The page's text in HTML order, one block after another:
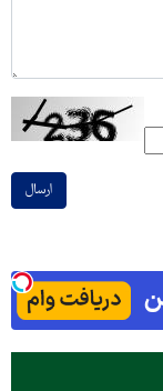
ارسال